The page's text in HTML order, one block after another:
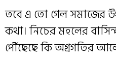
তবে এ তো গেল সমাজের
কথা। নিচের মহলের
পৌঁছেছে কি অগ্রগতির